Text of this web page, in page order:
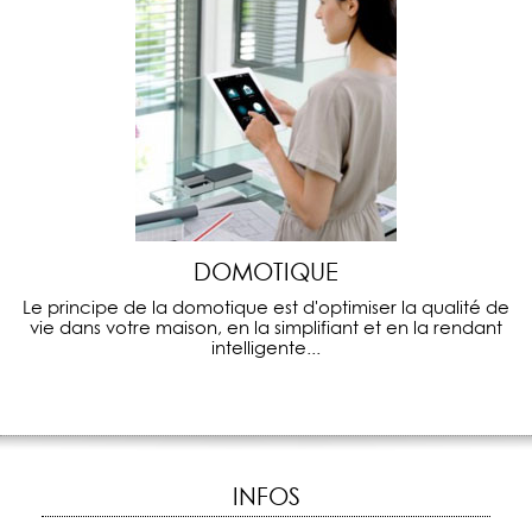
DOMOTIQUE
Le principe de la domotique est d'optimiser la qualité de
vie dans votre maison, en la simplifiant et en la rendant
intelligente...
INFOS